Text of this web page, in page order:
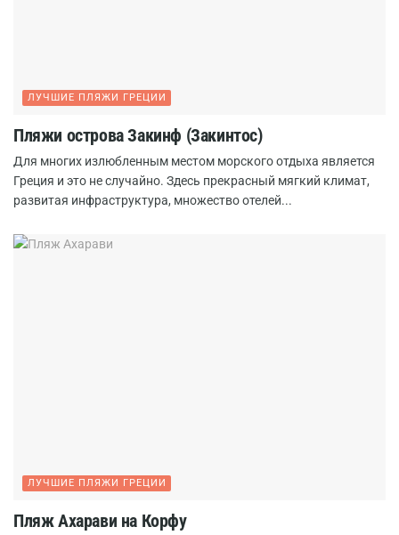
ЛУЧШИЕ ПЛЯЖИ ГРЕЦИИ
Пляжи острова Закинф (Закинтос)
Для многих излюбленным местом морского отдыха является
Греция и это не случайно. Здесь прекрасный мягкий климат,
развитая инфраструктура, множество отелей...
ЛУЧШИЕ ПЛЯЖИ ГРЕЦИИ
Пляж Ахарави на Корфу